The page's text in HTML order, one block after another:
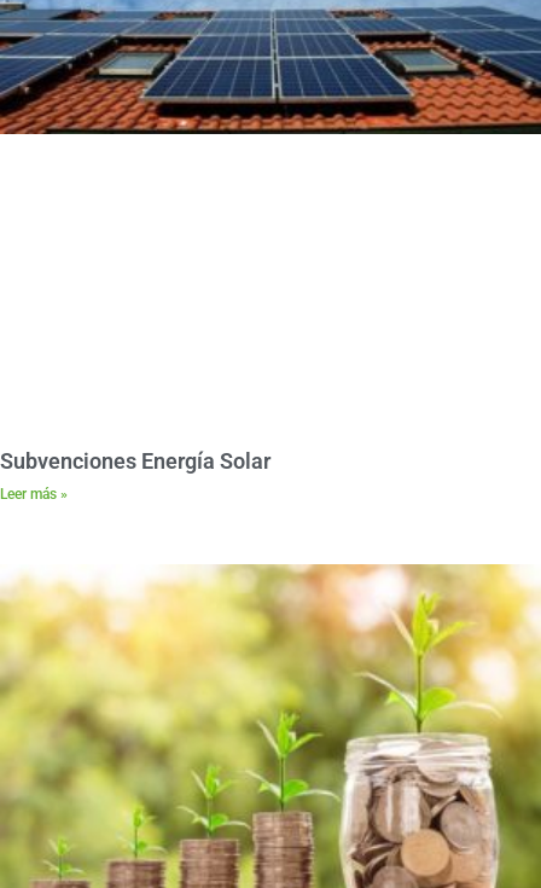
Subvenciones Energía Solar
Leer más »